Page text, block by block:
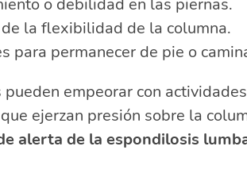
o debilidad en las piernas.
de la flexibilidad de la columna.
para permanecer de pie o
pueden empeorar con
ejerzan presión sobre la
alerta de la espondilosis